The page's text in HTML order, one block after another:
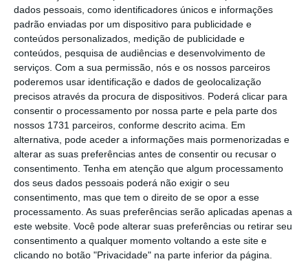
dados pessoais, como identificadores únicos e informações
padrão enviadas por um dispositivo para publicidade e
conteúdos personalizados, medição de publicidade e
conteúdos, pesquisa de audiências e desenvolvimento de
serviços. Com a sua permissão, nós e os nossos parceiros
poderemos usar identificação e dados de geolocalização
precisos através da procura de dispositivos. Poderá clicar para
consentir o processamento por nossa parte e pela parte dos
nossos 1731 parceiros, conforme descrito acima. Em
alternativa, pode aceder a informações mais pormenorizadas e
alterar as suas preferências antes de consentir ou recusar o
consentimento. Tenha em atenção que algum processamento
dos seus dados pessoais poderá não exigir o seu
consentimento, mas que tem o direito de se opor a esse
processamento. As suas preferências serão aplicadas apenas a
este website. Você pode alterar suas preferências ou retirar seu
consentimento a qualquer momento voltando a este site e
clicando no botão "Privacidade" na parte inferior da página.
No final de 2020, o BBVA tinha 29.330
empregados em Espanha, no entanto, se
forem excluídos os trabalhadores de
diferentes empresas do banco que não serão
afetados pelos ajustamentos, o número é de
cerca de 23.300, enquantoo número de
balcões, na mesma data, era de 2.482.
O também espanhol CaixaBank, dono do BPI,
anunciou na terça-feira que, depois da fusão
em curso com o Bankia, tenciona reduzir a
sua mão-de-obra em 8.291 pessoas, 18,67%